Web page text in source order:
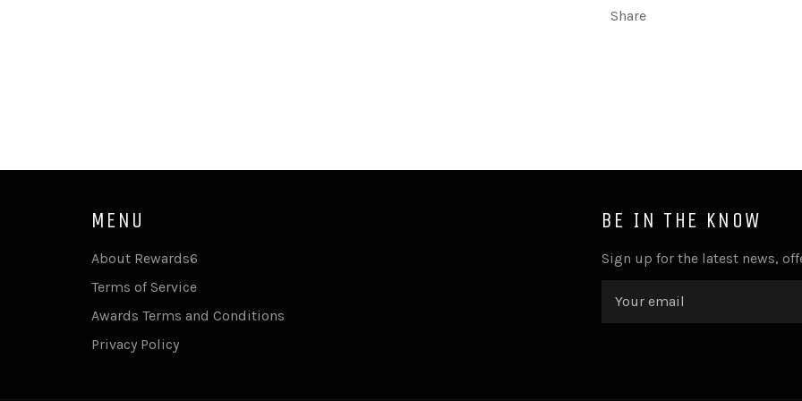
Share
MENU
About Rewards6
Terms of Service
Awards Terms and Conditions
Privacy Policy
BE IN THE KNOW
Sign up for the latest news,